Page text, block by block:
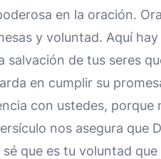
en la oración.
y voluntad. Aquí
de tus seres
en cumplir su
con ustedes, porque
nos asegura que
que es tu voluntad